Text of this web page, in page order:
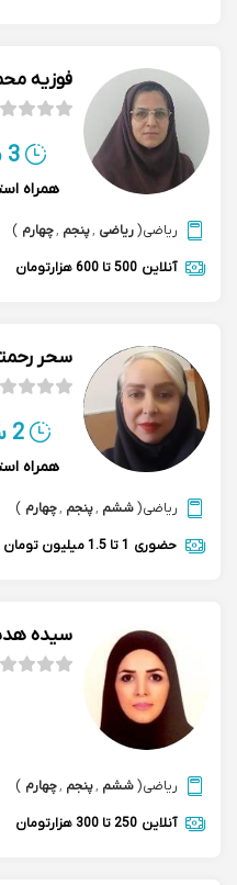
فوزیه
3 ماه
همراه
ریاضی(ریاضی ,پنجم ,چهارم )
آنلاین 500 تا 600 هزارتومان
سحر
2 سال
همراه
ریاضی(ششم ,پنجم ,چهارم )
حضوری 1 تا 1.5 میلیون تومان
سیده
ریاضی(ششم ,پنجم ,چهارم )
آنلاین 250 تا 300 هزارتومان